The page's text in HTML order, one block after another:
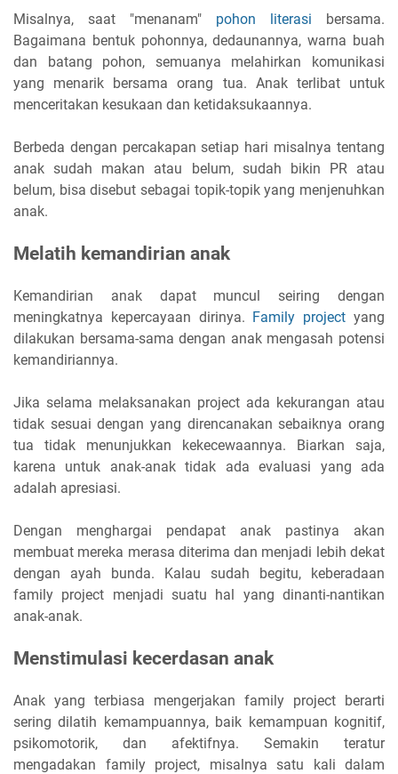
Misalnya, saat "menanam" pohon literasi bersama.
Bagaimana bentuk pohonnya, dedaunannya, warna buah
dan batang pohon, semuanya melahirkan komunikasi
yang menarik bersama orang tua. Anak terlibat untuk
menceritakan kesukaan dan ketidaksukaannya.
Berbeda dengan percakapan setiap hari misalnya tentang
anak sudah makan atau belum, sudah bikin PR atau
belum, bisa disebut sebagai topik-topik yang menjenuhkan
anak.
Melatih kemandirian anak
Kemandirian anak dapat muncul seiring dengan
meningkatnya kepercayaan dirinya. Family project yang
dilakukan bersama-sama dengan anak mengasah potensi
kemandiriannya.
Jika selama melaksanakan project ada kekurangan atau
tidak sesuai dengan yang direncanakan sebaiknya orang
tua tidak menunjukkan kekecewaannya. Biarkan saja,
karena untuk anak-anak tidak ada evaluasi yang ada
adalah apresiasi.
Dengan menghargai pendapat anak pastinya akan
membuat mereka merasa diterima dan menjadi lebih dekat
dengan ayah bunda. Kalau sudah begitu, keberadaan
family project menjadi suatu hal yang dinanti-nantikan
anak-anak.
Menstimulasi kecerdasan anak
Anak yang terbiasa mengerjakan family project berarti
sering dilatih kemampuannya, baik kemampuan kognitif,
psikomotorik, dan afektifnya. Semakin teratur
mengadakan family project, misalnya satu kali dalam